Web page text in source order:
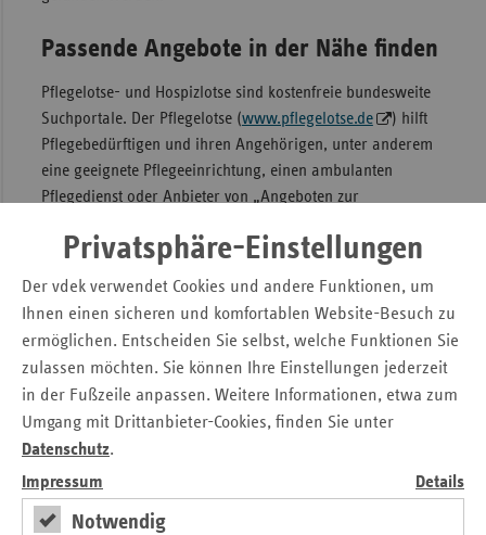
Privatsphäre-Einstellungen
Der vdek verwendet Cookies und andere Funktionen, um
Ihnen einen sicheren und komfortablen Website-Besuch zu
ermöglichen. Entscheiden Sie selbst, welche Funktionen Sie
zulassen möchten. Sie können Ihre Einstellungen jederzeit
in der Fußzeile anpassen. Weitere Informationen, etwa zum
Umgang mit Drittanbieter-Cookies, finden Sie unter
Datenschutz.
Impressum
Details
Notwendig
Passende Angebote in der Nähe finden
Pflegelotse- und Hospizlotse sind kostenfreie bundesweite
Suchportale. Der Pflegelotse (www.pflegelotse.de
) hilft
Pflegebedürftigen und ihren Angehörigen, unter anderem
eine geeignete Pflegeeinrichtung, einen ambulanten
Pflegedienst oder Anbieter von „Angeboten zur
Informationen über Größe, Kosten, Versorgungsformen
unterstützt Menschen in ihrer letzten Lebensphase und
deren Angehörige bei der Suche nach passenden Hospiz-
und Palliativangeboten in Wohnortnähe.
Vielfach ausgezeichnet: der vdek-
Pflegelotse